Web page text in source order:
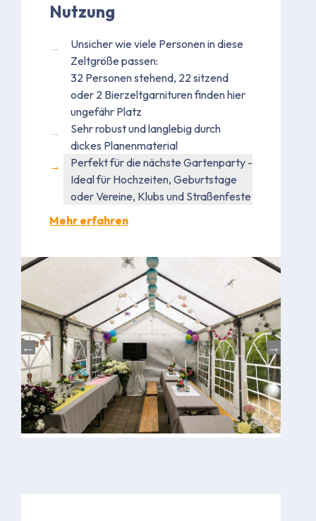
Nutzung
Unsicher wie viele Personen in diese
Zeltgröße passen:
32 Personen stehend, 22 sitzend
oder 2 Bierzeltgarnituren finden hier
ungefähr Platz
Sehr robust und langlebig durch
dickes Planenmaterial
Perfekt für die nächste Gartenparty -
Ideal für Hochzeiten, Geburtstage
oder Vereine, Klubs und Straßenfeste
Mehr erfahren